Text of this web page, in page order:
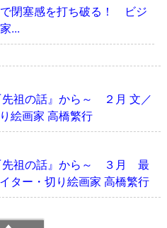
閉塞感を打ち破る！ ビジ
...
祖の話』から～ ２月 文／
絵画家 高橋繁行
先祖の話』から～ ３月 最
ー・切り絵画家 高橋繁行